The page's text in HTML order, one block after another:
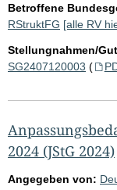
Betroffene
RStruktFG [alle RV
Stellungnahmen/
SG2407120003 (
2024 (JStG 2024)
Angegeben von: